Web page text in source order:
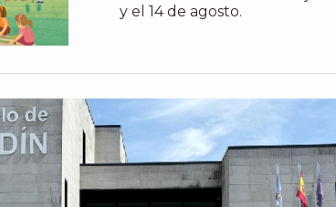
y el 14 de agosto.